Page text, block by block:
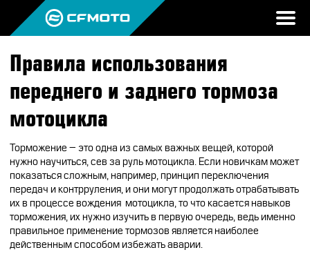
ПРОДУКЦИЯ
ЭКИПИРОВКА
АКСЕССУАРЫ
ЗАПЧАСТИ
МИР CFMOTO
ГАЛЕРЕЯ
НАШИ ПОБЕДЫ
ПУТЕШЕСТВИЯ
CFMOTO EXPERIENCE
ВОПРОС-ОТВЕТ
ТЕСТ-ДРАЙВ
ТЕСТ-ДРАЙВ CFMOTO
CFMOTO EXPERIENCE
CFMOTO ЭКСПЕРТ
КВАДРОЦИКЛЫ
ДЛЯ ДИЛЕРОВ
Правила использования
переднего и заднего тормоза
мотоцикла
Торможение – это одна из самых важных вещей, которой
нужно научиться, сев за руль мотоцикла. Если новичкам может
показаться сложным, например, принцип переключения
передач и контрруления,и они могут продолжать отрабатывать
их в процессе вождения мотоцикла, то что касается навыков
торможения, их нужно изучить в первую очередь, ведь именно
правильное применение тормозов является наиболее
действенным способом избежать аварии.